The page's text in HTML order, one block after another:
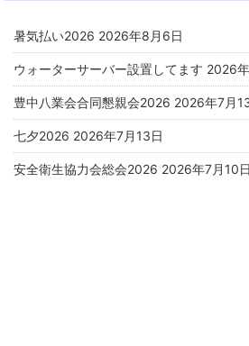
暑気払い2026 2026年8月6日
ウォーターサーバー設置してます 2026
豊中八業会合同懇親会2026 2026年7月
七夕2026 2026年7月13日
安全衛生協力会総会2026 2026年7月10日